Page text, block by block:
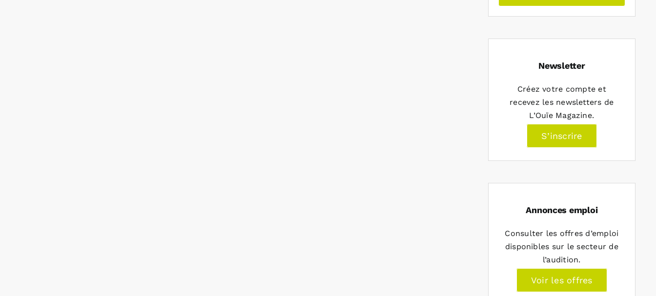
Newsletter
Créez votre compte et
recevez les newsletters de
L’Ouïe Magazine.
S’inscrire
Annonces emploi
Consulter les offres d’emploi
disponibles sur le secteur de
l’audition.
Voir les offres